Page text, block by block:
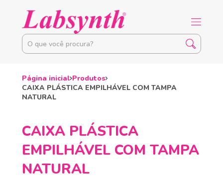
Página inicial Produtos
CAIXA PLÁSTICA EMPILHÁVEL COM TAMPA
NATURAL
CAIXA PLÁSTICA
EMPILHÁVEL COM TAMPA
NATURAL